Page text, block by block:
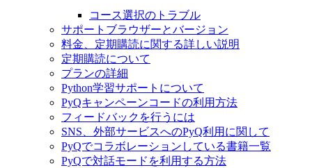
コース選択のトラブル
サポートブラウザーとバージョン
料金、定期購読に関する詳しい説明
定期購読について
プランの詳細
Python学習サポートについて
PyQキャンペーンコードの利用方法
フィードバックを行うには
SNS、外部サービスへのPyQ利用に関して
PyQでコラボレーションしている書籍一覧
PyQで対話モードを利用する方法